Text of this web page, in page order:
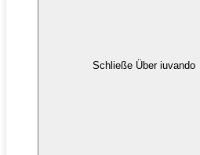
Schließe Über iuvando